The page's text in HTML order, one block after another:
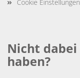
Cookie Einstellungen
Nicht dabei
haben?